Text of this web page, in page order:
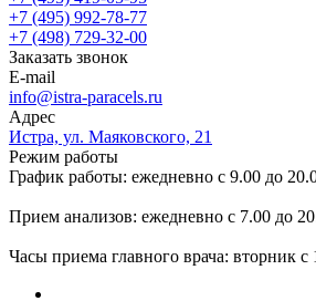
+7 (495) 992-78-77
+7 (498) 729-32-00
Заказать звонок
E-mail
info@istra-paracels.ru
Адрес
Истра, ул. Маяковского, 21
Режим работы
График работы: ежедневно с 9.00 до
Прием анализов: ежедневно с 7.00 до
Часы приема главного врача: вторник с